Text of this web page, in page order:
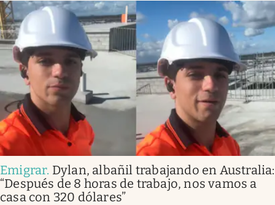
Emigrar. Dylan, albañil trabajando en Australia:
“Después de 8 horas de trabajo, nos vamos a
casa con 320 dólares”